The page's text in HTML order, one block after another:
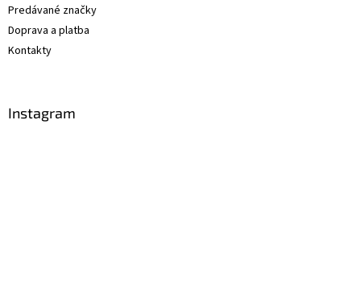
Predávané značky
Doprava a platba
Kontakty
Instagram